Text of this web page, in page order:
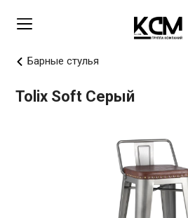
Барные стулья
Tolix Soft Серый